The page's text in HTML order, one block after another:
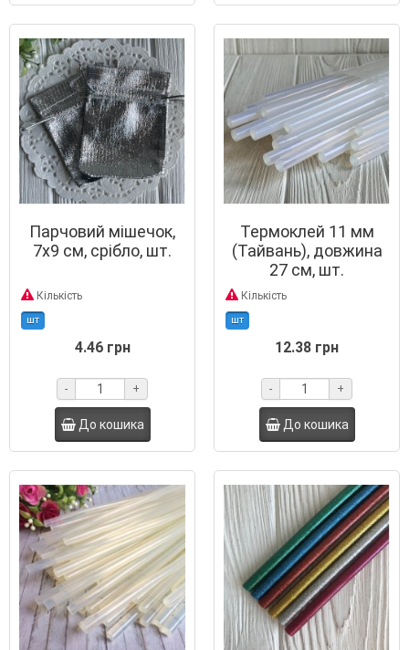
Парчовий мішечок,
7х9 см, срібло, шт.
Кількість
шт
4.46 грн
- +
До кошика
Термоклей 11 мм
(Тайвань), довжина
27 см, шт.
Кількість
шт
12.38 грн
- +
До кошика